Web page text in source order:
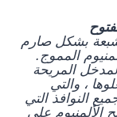
بشكل صارم
المموج.
المريحة
، والتي
النوافذ التي
الألمنيوم على